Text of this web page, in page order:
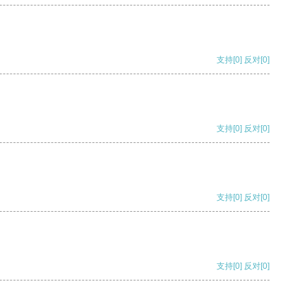
支持[0] 反对[0]
支持[0] 反对[0]
支持[0] 反对[0]
支持[0] 反对[0]